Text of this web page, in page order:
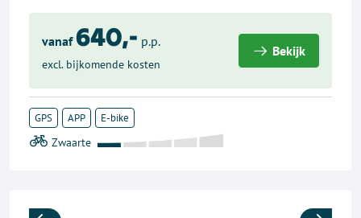
vanaf 640,- p.p.
excl. bijkomende kosten
Bekijk
GPS APP E-bike